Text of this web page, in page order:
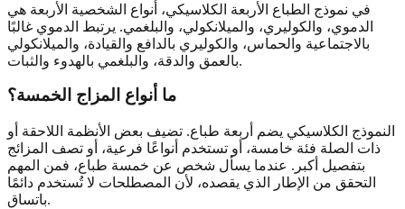
في نموذج الطباع الأربعة الكلاسيكي، أنواع الشخصية الأربعة هي
الدموي، والكوليري، والميلانكولي، والبلغمي. يرتبط الدموي غالبًا
بالاجتماعية والحماس، والكوليري بالدافع والقيادة، والميلانكولي
بالعمق والدقة، والبلغمي بالهدوء والثبات.
ما أنواع المزاج الخمسة؟
النموذج الكلاسيكي يضم أربعة طباع. تضيف بعض الأنظمة اللاحقة أو
ذات الصلة فئة خامسة، أو تستخدم أنواعًا فرعية، أو تصف المزائج
بتفصيل أكبر. عندما يسأل شخص عن خمسة طباع، فمن المهم
التحقق من الإطار الذي يقصده، لأن المصطلحات لا تُستخدم دائمًا
باتساق.